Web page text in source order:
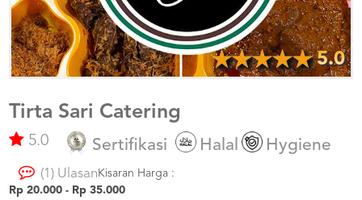
US
CATERERS
BLOG
TERMS
CONDITIONS
CALL
5091
3494
5.0
Tirta Sari Catering
5.0 Sertifikasi Halal Hygiene
(1) Ulasan Kisaran Harga :
Rp 20.000 - Rp 35.000